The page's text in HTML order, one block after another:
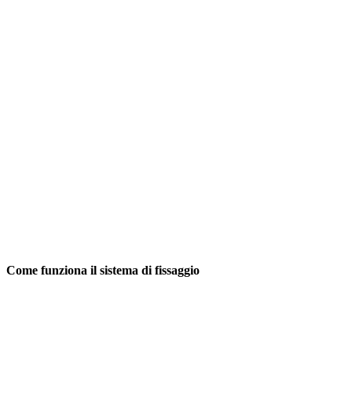
Come funziona il sistema di fissaggio